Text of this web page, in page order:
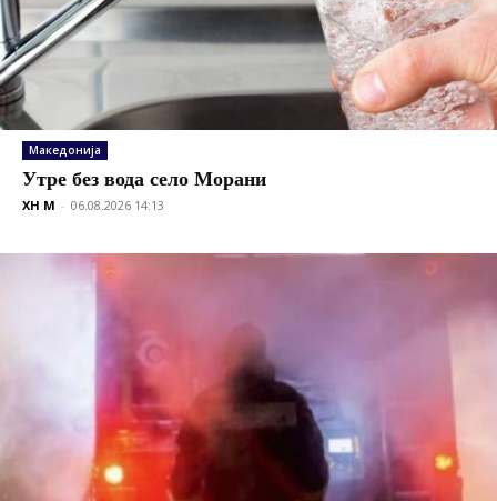
Македонија
Утре без вода село Морани
XH M - 06.08.2026 14:13